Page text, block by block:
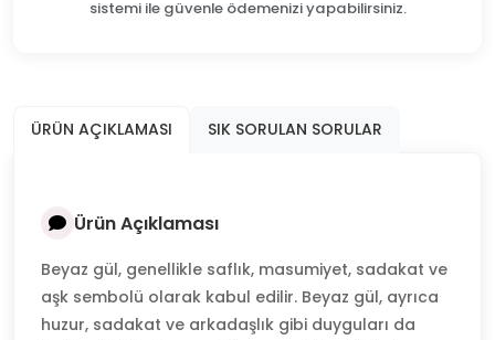
sistemi ile güvenle ödemenizi yapabilirsiniz.
ÜRÜN AÇIKLAMASI SIK SORULAN SORULAR
Ürün Açıklaması
Beyaz gül, genellikle saflık, masumiyet, sadakat ve
aşk sembolü olarak kabul edilir. Beyaz gül, ayrıca
huzur, sadakat ve arkadaşlık gibi duyguları da